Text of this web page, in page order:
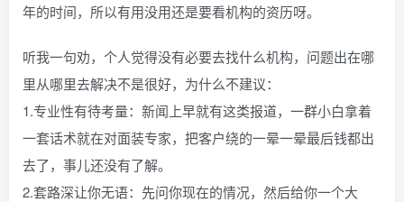
年的时间，所以有用没用还是要看机构的资历呀。
听我一句劝，个人觉得没有必要去找什么机构，问题出在哪
里从哪里去解决不是很好，为什么不建议：
1.专业性有待考量：新闻上早就有这类报道，一群小白拿着
一套话术就在对面装专家，把客户绕的一晕一晕最后钱都出
去了，事儿还没有了解。
2.套路深让你无语：先问你现在的情况，然后给你一个大